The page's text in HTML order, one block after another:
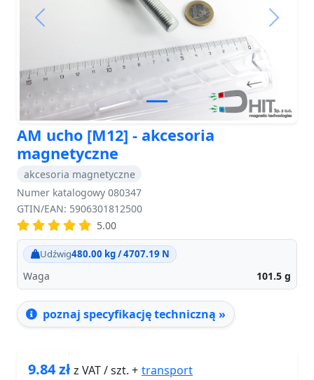
Previous Next
AM ucho [M12] - akcesoria
magnetyczne
akcesoria magnetyczne
Numer katalogowy 080347
GTIN/EAN: 5906301812500
5.00
Udźwig480.00 kg / 4707.19 N
Waga 101.5 g
poznaj specyfikację techniczną »
9.84złz VAT / szt. + transport